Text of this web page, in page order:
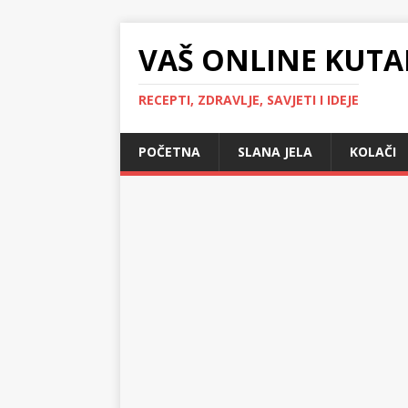
VAŠ ONLINE
RECEPTI, ZDRAVLJE, SAVJETI I IDEJE
POČETNA SLANA JELA KOLAČI